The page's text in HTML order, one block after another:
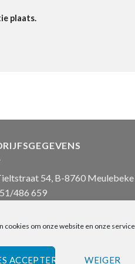
cookies om onze website en onze
ACCEPTEREN WEIGER
plaats.
54, B-8760 Meulebeke
486 659
nr.: BE0860.852.630